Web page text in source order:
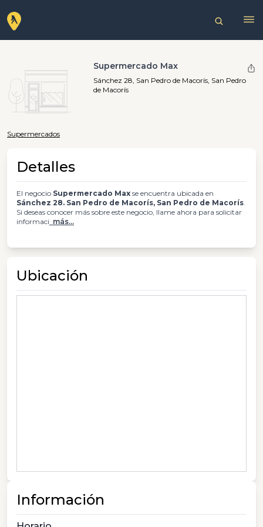
Supermercado Max
Sánchez 28, San Pedro de Macorís, San Pedro
de Macorís
Supermercados
Detalles
El negocio Supermercado Max se encuentra ubicada en
Sánchez 28. San Pedro de Macorís, San Pedro de Macorís.
Si deseas conocer más sobre este negocio, llame ahora para solicitar
informaci más...
Ubicación
Información